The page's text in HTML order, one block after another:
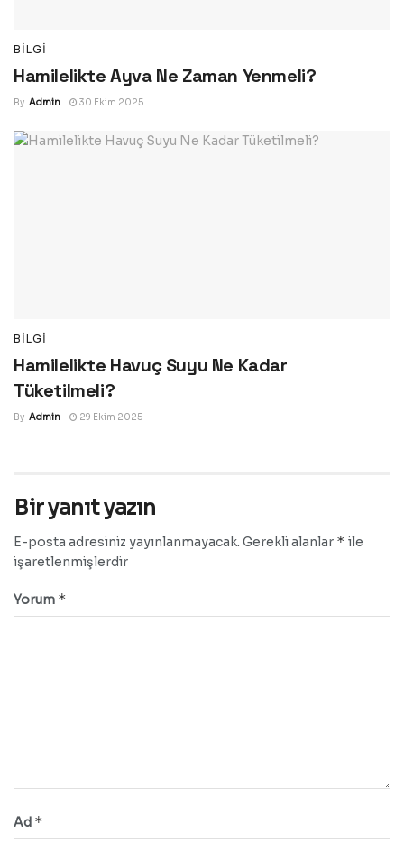
BILGI
Hamilelikte Ayva Ne Zaman Yenmeli?
By Admin 30 Ekim 2025
BILGI
Hamilelikte Havuç Suyu Ne Kadar
Tüketilmeli?
By Admin 29 Ekim 2025
Bir yanıt yazın
E-posta adresiniz yayınlanmayacak. Gerekli alanlar * ile
işaretlenmişlerdir
Yorum *
Ad *